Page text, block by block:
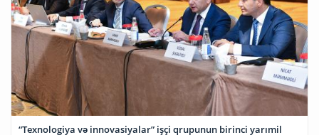
“Texnologiya və innovasiyalar” işçi qrupunun birinci yarımil